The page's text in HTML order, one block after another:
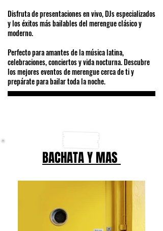
Disfruta de presentaciones en vivo, DJs especializados
y los éxitos más bailables del merengue clásico y
moderno.
Perfecto para amantes de la música latina,
celebraciones, conciertos y vida nocturna. Descubre
los mejores eventos de merengue cerca de ti y
prepárate para bailar toda la noche.
BACHATA Y MAS